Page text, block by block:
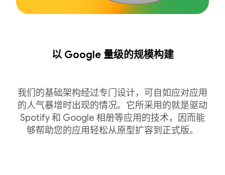
以 Google 量级的规模构建
我们的基础架构经过专门设计，可自如应对应用
的人气暴增时出现的情况。它所采用的就是驱动
Spotify 和 Google 相册等应用的技术，因而能
够帮助您的应用轻松从原型扩容到正式版。